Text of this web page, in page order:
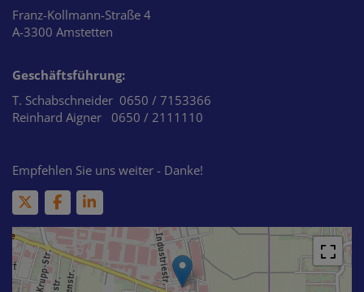
Franz-Kollmann-Straße 4
A-3300 Amstetten
Geschäftsführung:
T. Schabschneider 0650 / 7153366
Reinhard Aigner 0650 / 2111110
Empfehlen Sie uns weiter - Danke!